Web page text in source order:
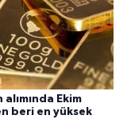
alımında Ekim
beri en yüksek